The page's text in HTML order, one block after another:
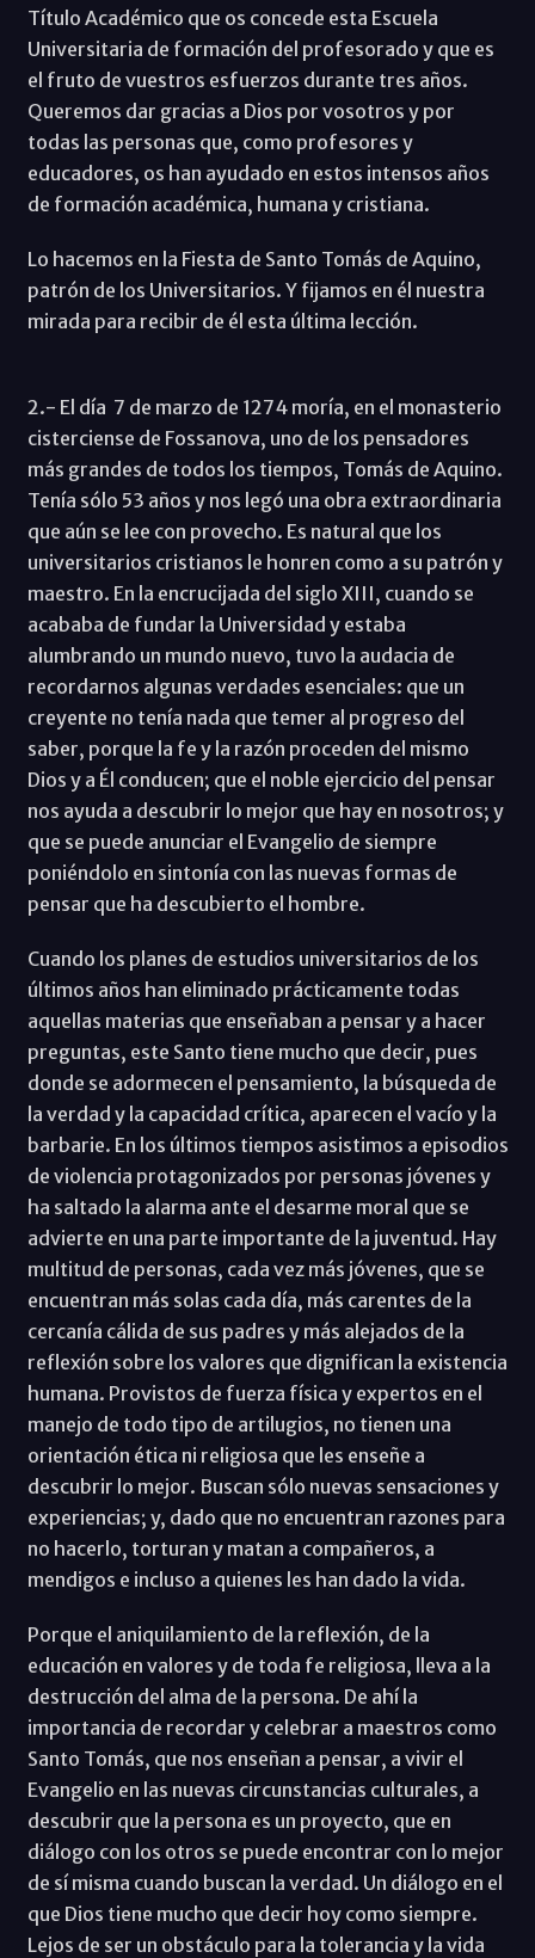
Título Académico que os concede esta Escuela
Universitaria de formación del profesorado y que es
el fruto de vuestros esfuerzos durante tres años.
Queremos dar gracias a Dios por vosotros y por
todas las personas que, como profesores y
educadores, os han ayudado en estos intensos años
de formación académica, humana y cristiana.
Lo hacemos en la Fiesta de Santo Tomás de Aquino,
patrón de los Universitarios. Y fijamos en él nuestra
mirada para recibir de él esta última lección.
2.- El día 7 de marzo de 1274 moría, en el monasterio
cisterciense de Fossanova, uno de los pensadores
más grandes de todos los tiempos, Tomás de Aquino.
Tenía sólo 53 años y nos legó una obra extraordinaria
que aún se lee con provecho. Es natural que los
universitarios cristianos le honren como a su patrón y
maestro. En la encrucijada del siglo XIII, cuando se
acababa de fundar la Universidad y estaba
alumbrando un mundo nuevo, tuvo la audacia de
recordarnos algunas verdades esenciales: que un
creyente no tenía nada que temer al progreso del
saber, porque la fe y la razón proceden del mismo
Dios y a Él conducen; que el noble ejercicio del pensar
nos ayuda a descubrir lo mejor que hay en nosotros; y
que se puede anunciar el Evangelio de siempre
poniéndolo en sintonía con las nuevas formas de
pensar que ha descubierto el hombre.
Cuando los planes de estudios universitarios de los
últimos años han eliminado prácticamente todas
aquellas materias que enseñaban a pensar y a hacer
preguntas, este Santo tiene mucho que decir, pues
donde se adormecen el pensamiento, la búsqueda de
la verdad y la capacidad crítica, aparecen el vacío y la
barbarie. En los últimos tiempos asistimos a episodios
de violencia protagonizados por personas jóvenes y
ha saltado la alarma ante el desarme moral que se
advierte en una parte importante de la juventud. Hay
multitud de personas, cada vez más jóvenes, que se
encuentran más solas cada día, más carentes de la
cercanía cálida de sus padres y más alejados de la
reflexión sobre los valores que dignifican la existencia
humana. Provistos de fuerza física y expertos en el
manejo de todo tipo de artilugios, no tienen una
orientación ética ni religiosa que les enseñe a
descubrir lo mejor. Buscan sólo nuevas sensaciones y
experiencias; y, dado que no encuentran razones para
no hacerlo, torturan y matan a compañeros, a
mendigos e incluso a quienes les han dado la vida.
Porque el aniquilamiento de la reflexión, de la
educación en valores y de toda fe religiosa, lleva a la
destrucción del alma de la persona. De ahí la
importancia de recordar y celebrar a maestros como
Santo Tomás, que nos enseñan a pensar, a vivir el
Evangelio en las nuevas circunstancias culturales, a
descubrir que la persona es un proyecto, que en
diálogo con los otros se puede encontrar con lo mejor
de sí misma cuando buscan la verdad. Un diálogo en el
que Dios tiene mucho que decir hoy como siempre.
Lejos de ser un obstáculo para la tolerancia y la vida